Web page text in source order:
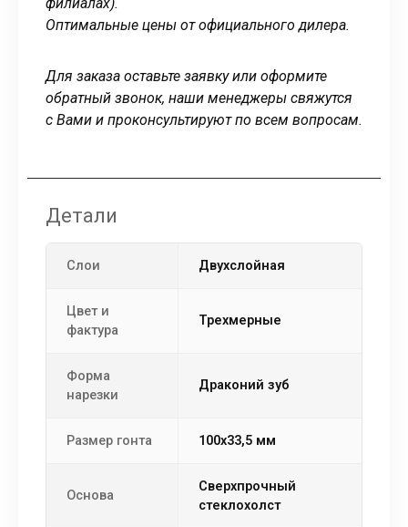
филиалах).
Оптимальные цены от официального дилера.
Для заказа оставьте заявку или оформите
обратный звонок, наши менеджеры свяжутся
с Вами и проконсультируют по всем вопросам.
Детали
Слои двухслойная
Цвет и
фактура
Трехмерные
Форма
нарезки
драконий зуб
Размер гонта 100х33,5 мм
Основа
сверхпрочный
стеклохолст